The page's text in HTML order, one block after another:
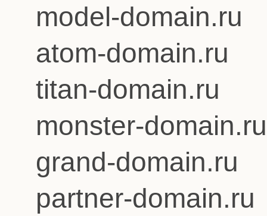
model-domain.ru
atom-domain.ru
titan-domain.ru
monster-domain.ru
grand-domain.ru
partner-domain.ru